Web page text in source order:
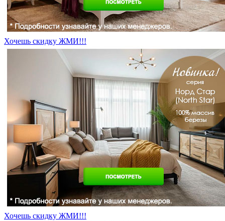
Хочешь скидку ЖМИ!!!
Хочешь скидку ЖМИ!!!